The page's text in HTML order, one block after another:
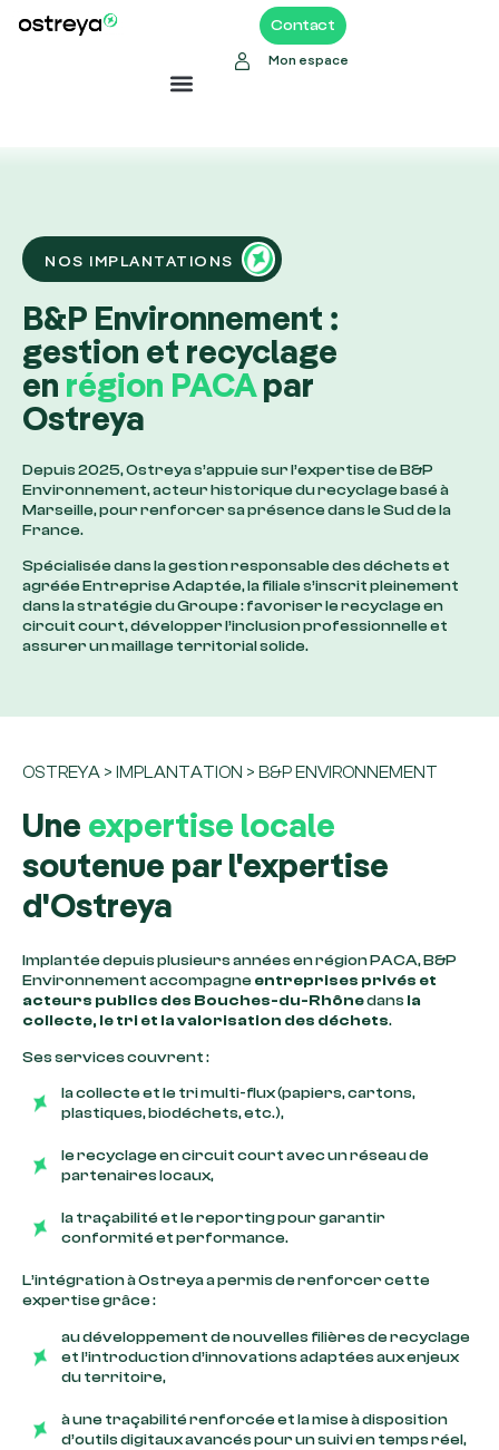
Contact
Mon espace
NOS IMPLANTATIONS
B&P Environnement :
gestion et recyclage
en région PACA par
Ostreya
Depuis 2025, Ostreya s’appuie sur l’expertise de B&P
Environnement, acteur historique du recyclage basé à
Marseille, pour renforcer sa présence dans le Sud de la
France.
Spécialisée dans la gestion responsable des déchets et
agréée Entreprise Adaptée, la filiale s’inscrit pleinement
dans la stratégie du Groupe : favoriser le recyclage en
circuit court, développer l’inclusion professionnelle et
assurer un maillage territorial solide.
OSTREYA > IMPLANTATION > B&P ENVIRONNEMENT
Une expertise locale
soutenue par l'expertise
d'Ostreya
Implantée depuis plusieurs années en région PACA, B&P
Environnement accompagneentreprises privés et
acteurs publics des Bouches-du-Rhônedans la
collecte, le tri et la valorisation des déchets.
Ses services couvrent :
la collecte et le tri multi-flux (papiers, cartons,
plastiques, biodéchets, etc.),
le recyclage en circuit court avec un réseau de
partenaires locaux,
la traçabilité et le reporting pour garantir
conformité et performance.
L’intégration à Ostreya a permis de renforcer cette
expertise grâce :
au développement de nouvelles filières de recyclage
et l’introduction d’innovations adaptées aux enjeux
du territoire,
à une traçabilité renforcée et la mise à disposition
d’outils digitaux avancés pour un suivi en temps réel,